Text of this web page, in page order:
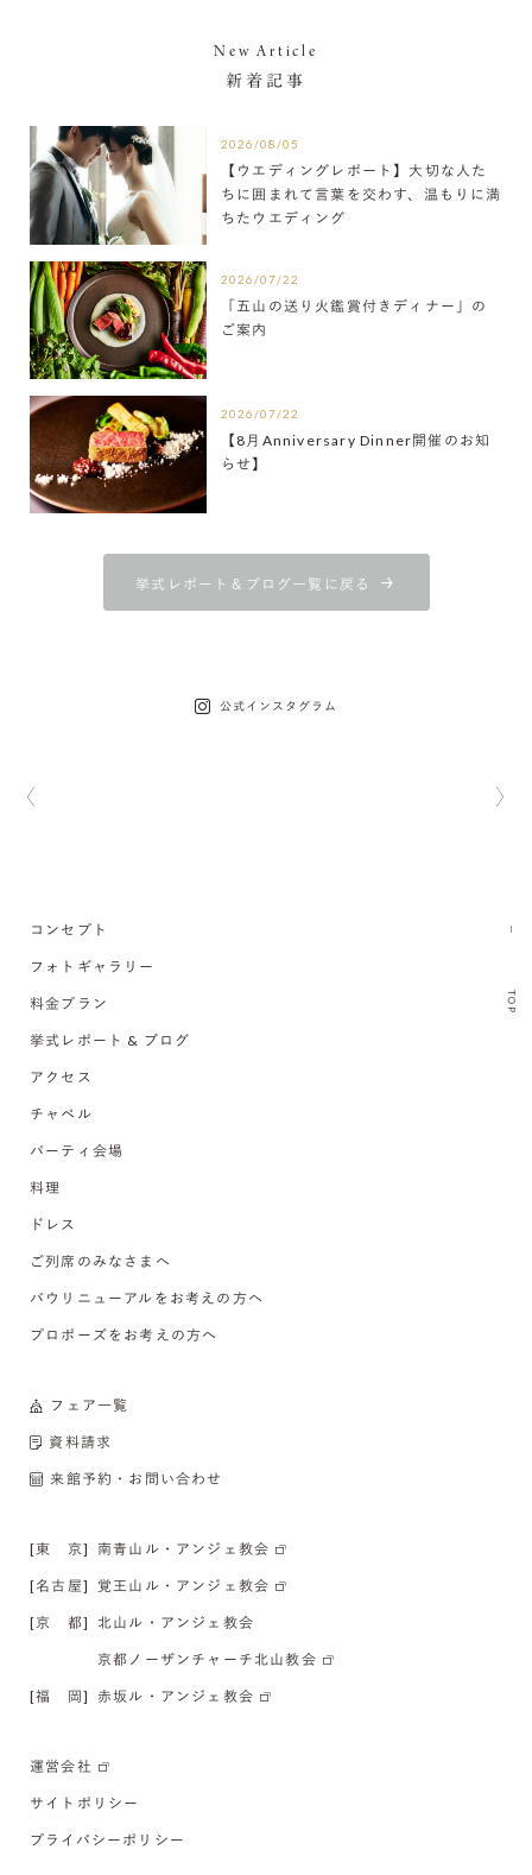
New Article
新着記事
2026/08/05
【ウエディングレポート】大切な人た
ちに囲まれて言葉を交わす、温もりに満
ちたウエディング
2026/07/22
「五山の送り火鑑賞付きディナー」の
ご案内
2026/07/22
【8月Anniversary Dinner開催のお知
らせ】
挙式レポート＆ブログ一覧に戻る
公式インスタグラム
TOP
コンセプト
フォトギャラリー
料金プラン
挙式レポート & ブログ
アクセス
チャペル
パーティ会場
料理
ドレス
ご列席のみなさまへ
バウリニューアルをお考えの方へ
プロポーズをお考えの方へ
フェア一覧
資料請求
来館予約・お問い合わせ
[東 京] 南青山ル・アンジェ教会
[名古屋] 覚王山ル・アンジェ教会
[京 都] 北山ル・アンジェ教会
京都ノーザンチャーチ北山教会
[福 岡] 赤坂ル・アンジェ教会
運営会社
サイトポリシー
プライバシーポリシー